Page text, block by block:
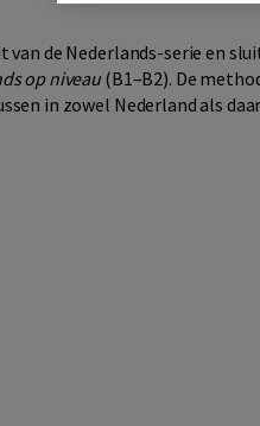
de Nederlands-serie en
op niveau(B1–B2). De
in zowel Nederland als